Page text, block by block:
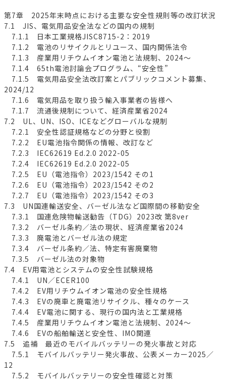
第7章 2025年末時点における主要な安全性規則等の改訂状況
7.1 JIS、電気用品安全法などの国内の規制
7.1.1 日本工業規格JISC8715-2：2019
7.1.2 電池のリサイクルとリユース、国内関係法令
7.1.3 産業用リチウムイオン電池と法規制、2024～
7.1.4 65th電池討論会プログラム、“安全性”
7.1.5 電気用品安全法改訂案とパブリックコメント募集、
2024/12
7.1.6 電気用品を取り扱う輸入事業者の皆様へ
7.1.7 流通後規制について、経済産業省2024
7.2 UL、UN、ISO、ICEなどグローバルな規制
7.2.1 安全性認証規格などの分野と役割
7.2.2 EU電池指令関係の情報、改訂など
7.2.3 IEC62619 Ed.2.0 2022-05
7.2.4 IEC62619 Ed.2.0 2022-05
7.2.5 EU（電池指令）2023/1542 その1
7.2.6 EU（電池指令）2023/1542 その2
7.2.7 EU（電池指令）2023/1542 その3
7.3 UN国連輸送安全、バーゼル法など国際間の移動安全
7.3.1 国連危険物輸送勧告（TDG）2023改 第8ver
7.3.2 バーゼル条約／法の現状、経済産業省2024
7.3.3 廃電池とバーゼル法の規定
7.3.4 バーゼル条約／法、特定有害廃棄物
7.3.5 バーゼル法の対象物
7.4 EV用電池とシステムの安全性試験規格
7.4.1 UN／ECER100
7.4.2 EV用リチウムイオン電池の安全性規格
7.4.3 EVの廃車と廃電池リサイクル、種々のケース
7.4.4 EV電池に関する、現行の国内法と工業規格
7.4.5 産業用リチウムイオン電池と法規制、2024～
7.4.6 EVの船舶輸送と安全性、IMO関連
7.5 追補 最近のモバイルバッテリーの発火事故と対応
7.5.1 モバイルバッテリー発火事故、公表メーカー2025／
12
7.5.2 モバイルバッテリーの安全性確認と対策